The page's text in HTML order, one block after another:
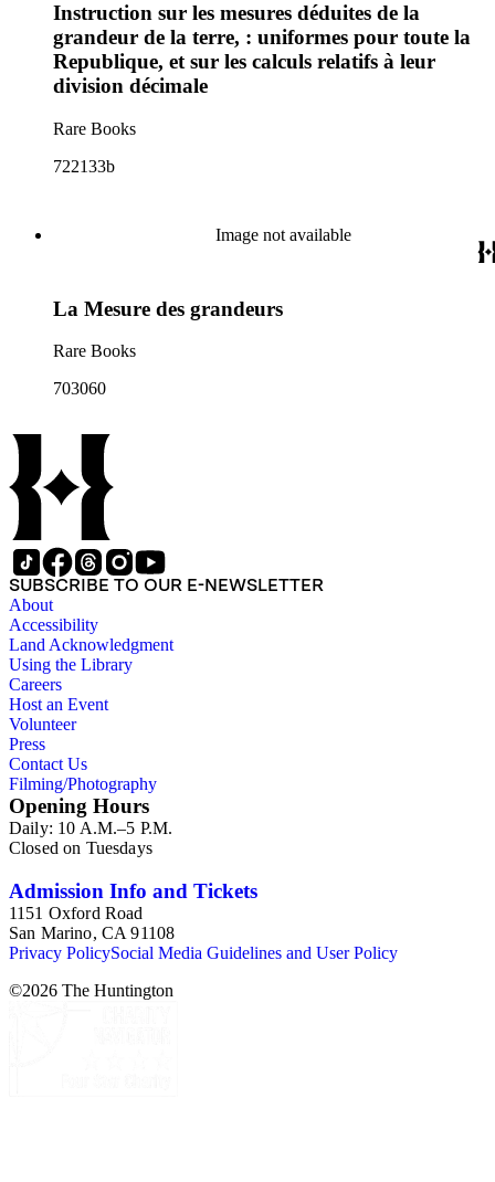
Instruction sur les mesures déduites de la
grandeur de la terre, : uniformes pour toute la
Republique, et sur les calculs relatifs à leur
division décimale
Rare Books
722133b
Image not available
La Mesure des grandeurs
Rare Books
703060
SUBSCRIBE TO OUR E-NEWSLETTER
About
Accessibility
Land Acknowledgment
Using the Library
Careers
Host an Event
Volunteer
Press
Contact Us
Filming/Photography
Opening Hours
Daily: 10 A.M.–5 P.M.
Closed on Tuesdays
Admission Info and Tickets
1151 Oxford Road
San Marino, CA 91108
Privacy PolicySocial Media Guidelines and User Policy
©2026 The Huntington